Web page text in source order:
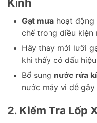
Kính
Gạt mưa hoạt động
chế trong điều kiện
Hãy thay mới lưỡi
khi thấy có dấu
Bổ sung nước rửa
nước máy vì dễ gây
2. Kiểm Tra Lốp